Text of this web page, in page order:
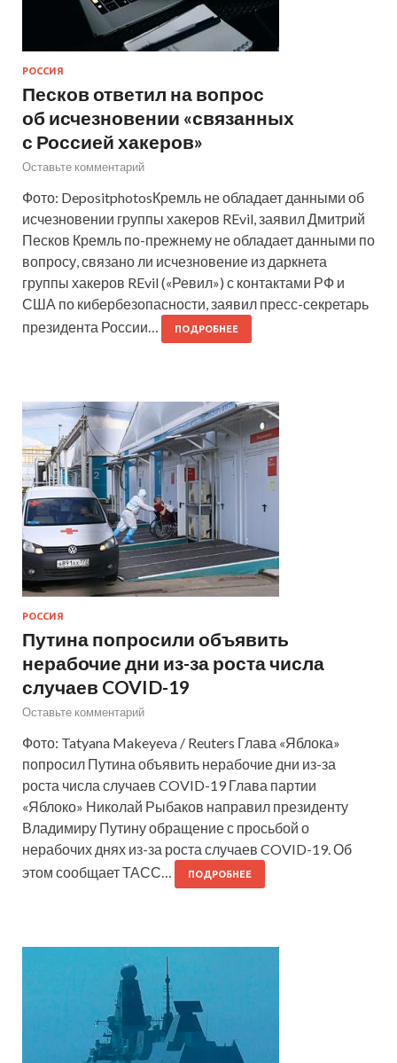
РОССИЯ
Песков ответил на вопрос
об исчезновении «связанных
с Россией хакеров»
Оставьте комментарий
Фото: DepositphotosКремль не обладает данными об
исчезновении группы хакеров REvil, заявил Дмитрий
Песков Кремль по-прежнему не обладает данными по
вопросу, связано ли исчезновение из даркнета
группы хакеров REvil («Ревил») с контактами РФ и
США по кибербезопасности, заявил пресс-секретарь
президента России…
ПОДРОБНЕЕ
РОССИЯ
Путина попросили объявить
нерабочие дни из-за роста числа
случаев COVID-19
Оставьте комментарий
Фото: Tatyana Makeyeva / Reuters Глава «Яблока»
попросил Путина объявить нерабочие дни из-за
роста числа случаев COVID-19 Глава партии
«Яблоко» Николай Рыбаков направил президенту
Владимиру Путину обращение с просьбой о
нерабочих днях из-за роста случаев COVID-19. Об
этом сообщает ТАСС…
ПОДРОБНЕЕ